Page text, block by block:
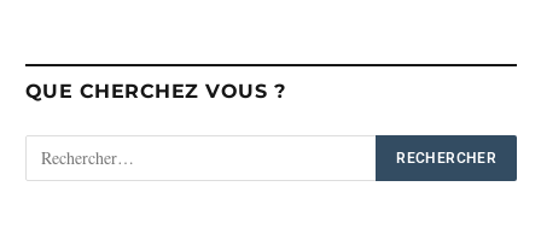
QUE CHERCHEZ VOUS ?